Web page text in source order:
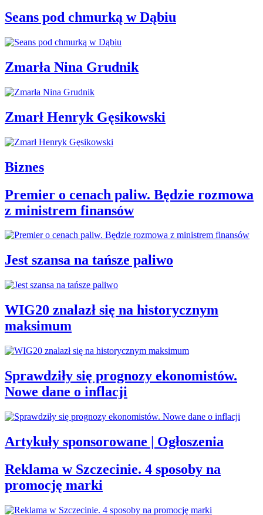
Seans pod chmurką w Dąbiu
Zmarła Nina Grudnik
Zmarł Henryk Gęsikowski
Biznes
Premier o cenach paliw. Będzie rozmowa
z ministrem finansów
Jest szansa na tańsze paliwo
WIG20 znalazł się na historycznym
maksimum
Sprawdziły się prognozy ekonomistów.
Nowe dane o inflacji
Artykuły sponsorowane | Ogłoszenia
Reklama w Szczecinie. 4 sposoby na
promocję marki